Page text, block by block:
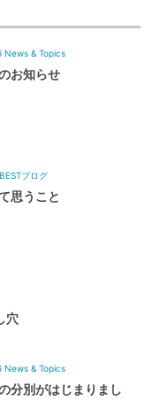
News & Topics
お知らせ
BESTブログ
思うこと
穴
News & Topics
分別がはじまりまし